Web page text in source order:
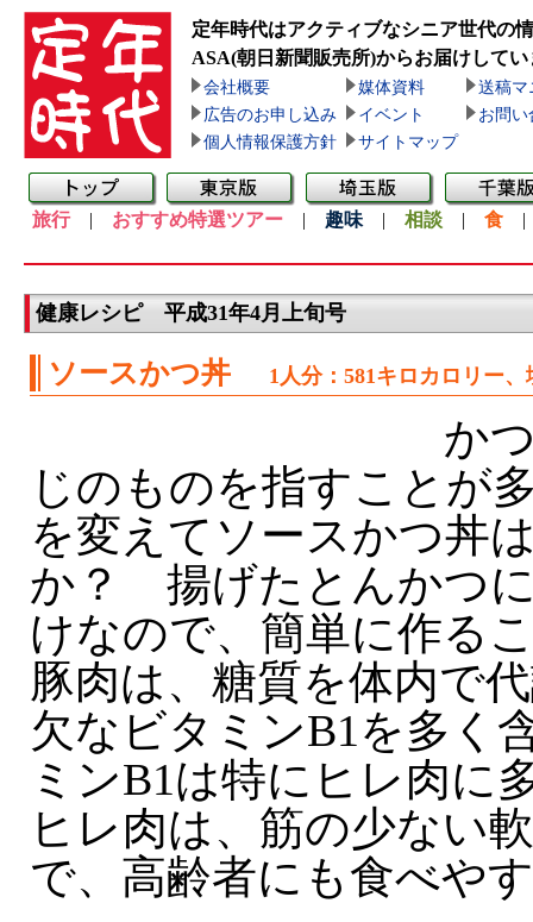
定年時代はアクティブなシニア世代の
ASA(朝日新聞販売所)からお届けしてい
会社概要 媒体資料
送稿マ
広告のお申し込み
イベント
お問い
個人情報保護方針
サイトマップ
旅行| おすすめ特選ツアー | 趣味 | 相談 | 食
健康レシピ 平成31年4月上旬号
ソースかつ丼 1人分：581キロカロリー
かつ
じのものを指すことが
を変えてソースかつ丼
か？ 揚げたとんかつ
けなので、簡単に作る
豚肉は、糖質を体内で
欠なビタミンB1を多く
ミンB1は特にヒレ肉に
ヒレ肉は、筋の少ない
で、高齢者にも食べや